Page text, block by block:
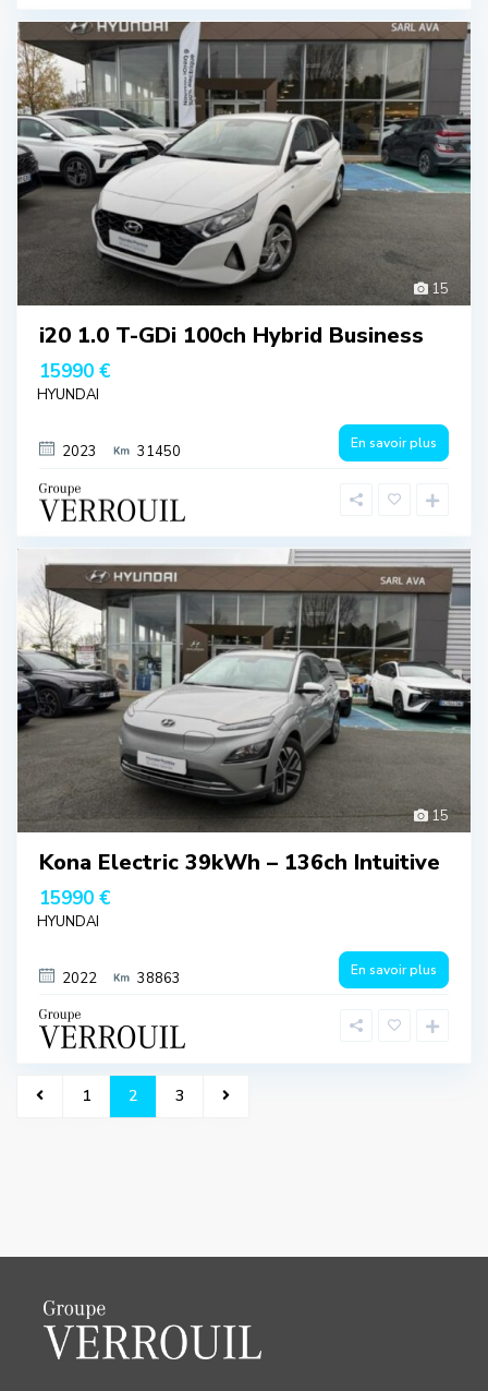
15
i20 1.0 T-GDi 100ch Hybrid Business
15990 €
HYUNDAI
2023 31450 En savoir plus
15
Kona Electric 39kWh – 136ch Intuitive
15990 €
HYUNDAI
2022 38863 En savoir plus
1 2 3